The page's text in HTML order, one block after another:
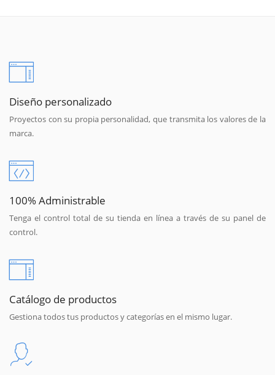
Diseño personalizado
Proyectos con su propia personalidad, que transmita los valores de la
marca.
100% Administrable
Tenga el control total de su tienda en línea a través de su panel de
control.
Catálogo de productos
Gestiona todos tus productos y categorías en el mismo lugar.